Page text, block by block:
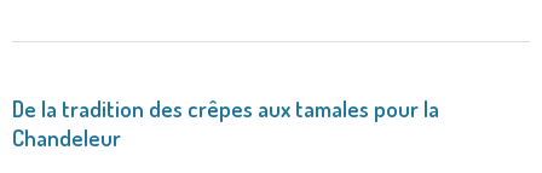
De la tradition des crêpes aux tamales pour la
Chandeleur